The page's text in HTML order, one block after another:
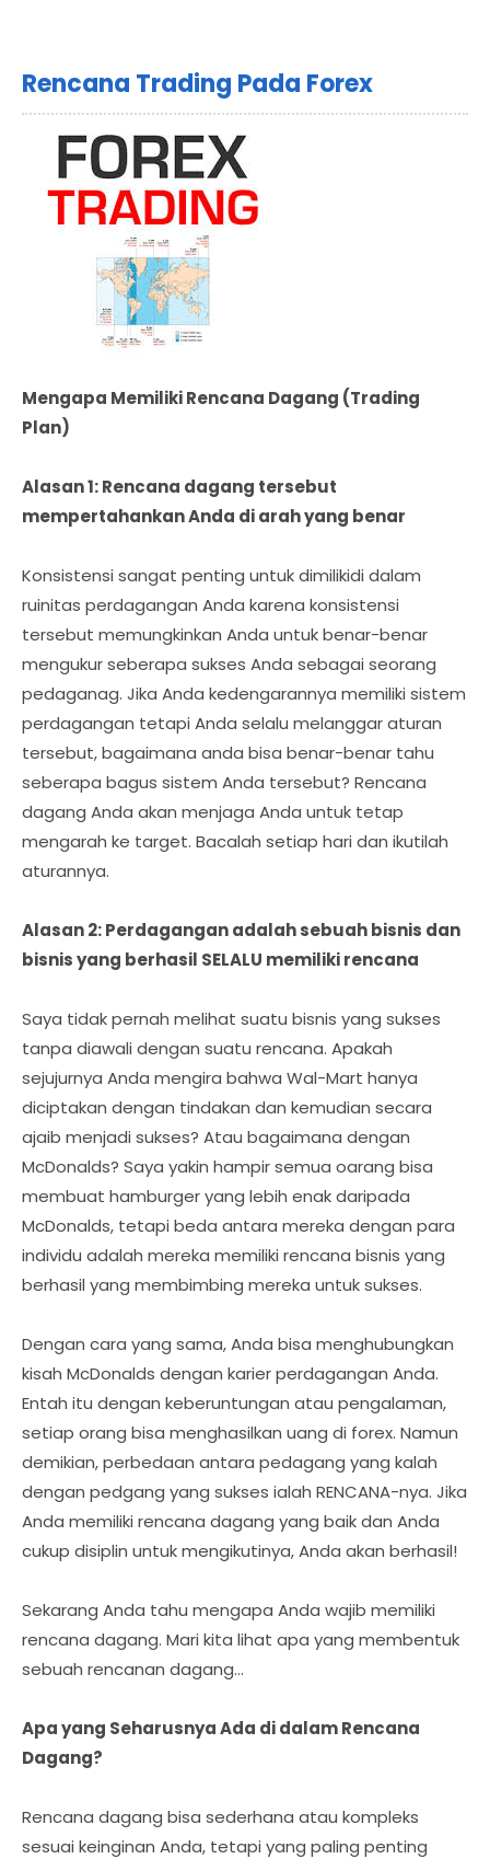
Rencana Trading Pada Forex
Mengapa Memiliki Rencana Dagang (Trading
Plan)
Alasan 1: Rencana dagang tersebut
mempertahankan Anda di arah yang benar
Konsistensi sangat penting untuk dimilikidi dalam
ruinitas perdagangan Anda karena konsistensi
tersebut memungkinkan Anda untuk benar-benar
mengukur seberapa sukses Anda sebagai seorang
pedaganag. Jika Anda kedengarannya memiliki sistem
perdagangan tetapi Anda selalu melanggar aturan
tersebut, bagaimana anda bisa benar-benar tahu
seberapa bagus sistem Anda tersebut? Rencana
dagang Anda akan menjaga Anda untuk tetap
mengarah ke target. Bacalah setiap hari dan ikutilah
aturannya.
Alasan 2: Perdagangan adalah sebuah bisnis dan
bisnis yang berhasil SELALU memiliki rencana
Saya tidak pernah melihat suatu bisnis yang sukses
tanpa diawali dengan suatu rencana. Apakah
sejujurnya Anda mengira bahwa Wal-Mart hanya
diciptakan dengan tindakan dan kemudian secara
ajaib menjadi sukses? Atau bagaimana dengan
McDonalds? Saya yakin hampir semua oarang bisa
membuat hamburger yang lebih enak daripada
McDonalds, tetapi beda antara mereka dengan para
individu adalah mereka memiliki rencana bisnis yang
berhasil yang membimbing mereka untuk sukses.
Dengan cara yang sama, Anda bisa menghubungkan
kisah McDonalds dengan karier perdagangan Anda.
Entah itu dengan keberuntungan atau pengalaman,
setiap orang bisa menghasilkan uang di forex. Namun
demikian, perbedaan antara pedagang yang kalah
dengan pedgang yang sukses ialah RENCANA-nya. Jika
Anda memiliki rencana dagang yang baik dan Anda
cukup disiplin untuk mengikutinya, Anda akan berhasil!
Sekarang Anda tahu mengapa Anda wajib memiliki
rencana dagang. Mari kita lihat apa yang membentuk
sebuah rencanan dagang…
Apa yang Seharusnya Ada di dalam Rencana
Dagang?
Rencana dagang bisa sederhana atau kompleks
sesuai keinginan Anda, tetapi yang paling penting